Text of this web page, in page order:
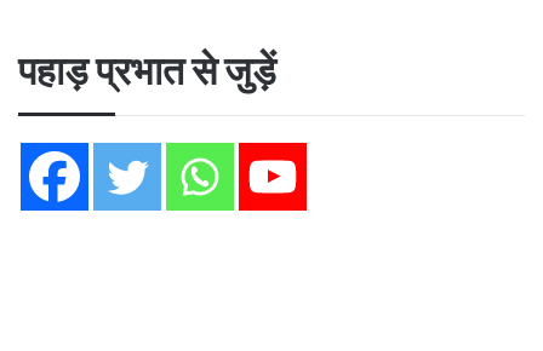
पहाड़ प्रभात से जुड़ें